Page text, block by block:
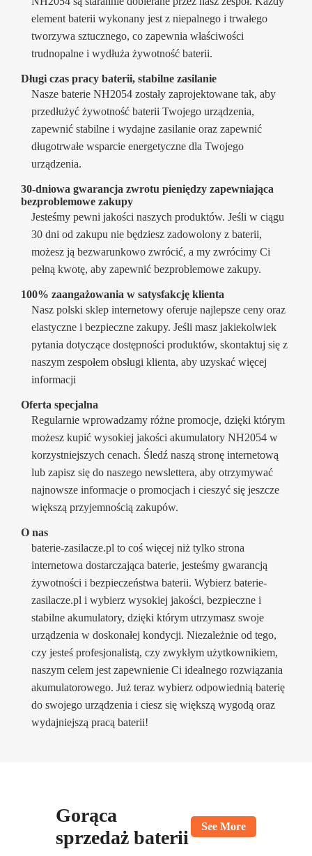
element baterii wykonany jest z niepalnego i trwałego
tworzywa sztucznego, co zapewnia właściwości
trudnopalne i wydłuża żywotność baterii.
Długi czas pracy baterii, stabilne zasilanie
Nasze baterie NH2054 zostały zaprojektowane tak, aby
przedłużyć żywotność baterii Twojego urządzenia,
zapewnić stabilne i wydajne zasilanie oraz zapewnić
długotrwałe wsparcie energetyczne dla Twojego
urządzenia.
30-dniowa gwarancja zwrotu pieniędzy zapewniająca
bezproblemowe zakupy
Jesteśmy pewni jakości naszych produktów. Jeśli w ciągu
30 dni od zakupu nie będziesz zadowolony z baterii,
możesz ją bezwarunkowo zwrócić, a my zwrócimy Ci
pełną kwotę, aby zapewnić bezproblemowe zakupy.
100% zaangażowania w satysfakcję klienta
Nasz polski sklep internetowy oferuje najlepsze ceny oraz
elastyczne i bezpieczne zakupy. Jeśli masz jakiekolwiek
pytania dotyczące dostępności produktów, skontaktuj się z
naszym zespołem obsługi klienta, aby uzyskać więcej
informacji
Oferta specjalna
Regularnie wprowadzamy różne promocje, dzięki którym
możesz kupić wysokiej jakości akumulatory NH2054 w
korzystniejszych cenach. Śledź naszą stronę internetową
lub zapisz się do naszego newslettera, aby otrzymywać
najnowsze informacje o promocjach i cieszyć się jeszcze
większą przyjemnością zakupów.
O nas
baterie-zasilacze.pl to coś więcej niż tylko strona
internetowa dostarczająca baterie, jesteśmy gwarancją
żywotności i bezpieczeństwa baterii. Wybierz baterie-
zasilacze.pl i wybierz wysokiej jakości, bezpieczne i
stabilne akumulatory, dzięki którym utrzymasz swoje
urządzenia w doskonałej kondycji. Niezależnie od tego,
czy jesteś profesjonalistą, czy zwykłym użytkownikiem,
naszym celem jest zapewnienie Ci idealnego rozwiązania
akumulatorowego. Już teraz wybierz odpowiednią baterię
do swojego urządzenia i ciesz się większą wygodą oraz
wydajniejszą pracą baterii!
Gorąca
sprzedaż baterii
See More